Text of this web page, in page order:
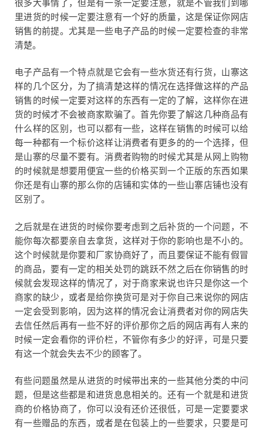
很多大事情了，但是有一条一定要注意，就是不管我们到哪
里进货的时候一定要注意有一个好的质量，这是保证你网店
销售的前提。尤其是一些电子产品的时候一定要检查的非常
清楚。
电子产品有一个特点就是它会有一些水货还有行货，山寨这
样的几个区分，为了搞清楚这样的情况在选择做这样的产品
销售的时候一定要对这样的东西有一定的了解，这样你在进
货的时候才不会被商家欺骗了。首先你要了解这几种商品有
什么样的区别，也可以都有一些，这样在销售的时候可以给
每一种都有一个标价这样让消费者有更多的的一个选择，但
是山寨的尽量不要有。消费者购物的时候尤其是从网上购物
的时候就是想要用便宜一些的价格买到一个正版的东西如果
你还是有山寨的那么你的店铺和实体的一些山寨店铺也没有
区别了。
之后就是在进货的时候你要考虑到之后补货的一个问题，不
能你每次都要亲自去拿货，这样对于你的影响也是不小的。
这个时候就是你要和厂家协商好了，而且要保证不能有假冒
的商品，要有一定的相关处罚的跳跃不然之后在你销售的时
候就会发现这样的情况了，对于商家来说也许只是你这一个
商家的缺少，或者是给你换货可是对于你自己来说你的网店
一定会受到影响，因为这样的情况会让消费者对你的网店失
去信任然后再有一些不好的评价那你之后的网店再有人来的
时候一定会看你的评价栏，不管你有多少的好评，可是只要
有这一个就会失去不少的顾客了。
有些问题虽然是从进货的时候带出来的一些其他分类的中问
题，但是这些都是和进货息息相关的。还有一个就是和进货
商的价格协商了，你可以没有还价还很低，可是一定要要求
有一些赠品的东西，或者是在包装上的一些要求，只要是可